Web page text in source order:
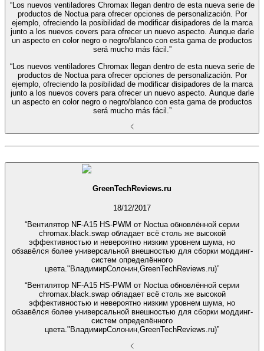
“Los nuevos ventiladores Chromax llegan dentro de esta nueva serie de
productos de Noctua para ofrecer opciones de personalización. Por
ejemplo, ofreciendo la posibilidad de modificar disipadores de la marca
junto a los nuevos covers para ofrecer un nuevo aspecto. Aunque darle
un aspecto en color negro o negro/blanco con esta gama de productos
será mucho más fácil.”
“Los nuevos ventiladores Chromax llegan dentro de esta nueva serie de
productos de Noctua para ofrecer opciones de personalización. Por
ejemplo, ofreciendo la posibilidad de modificar disipadores de la marca
junto a los nuevos covers para ofrecer un nuevo aspecto. Aunque darle
un aspecto en color negro o negro/blanco con esta gama de productos
será mucho más fácil.”
GreenTechReviews.ru
18/12/2017
“Вентилятор NF-A15 HS-PWM от Noctua обновлённой серии
chromax.black.swap обладает всё столь же высокой
эффективностью и невероятно низким уровнем шума, но
обзавёлся более универсальной внешностью для сборки моддинг-
систем определённого
цвета."ВладимирСолонин,GreenTechReviews.ru)”
“Вентилятор NF-A15 HS-PWM от Noctua обновлённой серии
chromax.black.swap обладает всё столь же высокой
эффективностью и невероятно низким уровнем шума, но
обзавёлся более универсальной внешностью для сборки моддинг-
систем определённого
цвета."ВладимирСолонин,GreenTechReviews.ru)”